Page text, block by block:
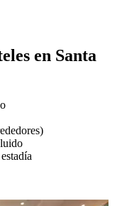
en Santa